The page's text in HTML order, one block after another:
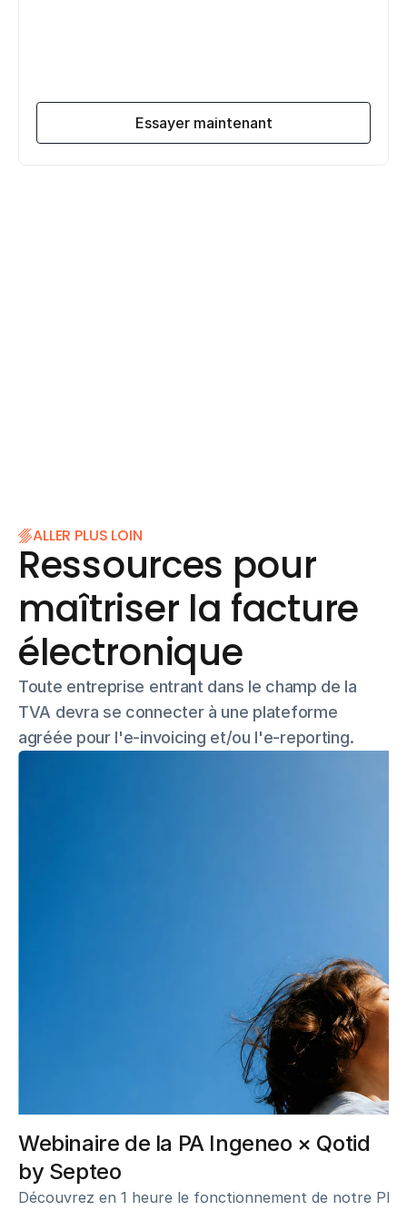
Essayer maintenant
ALLER PLUS LOIN
Ressources pour
maîtriser la facture
électronique
Toute entreprise entrant dans le champ de la
TVA devra se connecter à une plateforme
agréée pour l'e-invoicing et/ou l'e-reporting.
Webinaire de la PA Ingeneo × Qotid
by Septeo
Découvrez en 1 heure le fonctionnement de notre